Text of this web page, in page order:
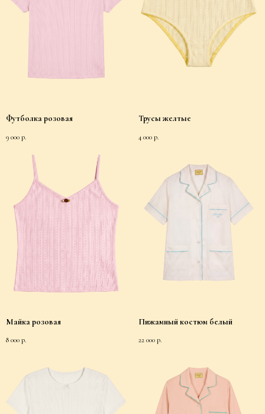
Футболка розовая
9 000 р.
Трусы желтые
4 000 р.
Майка розовая
8 000 р.
Пижамный костюм белый
22 000 р.